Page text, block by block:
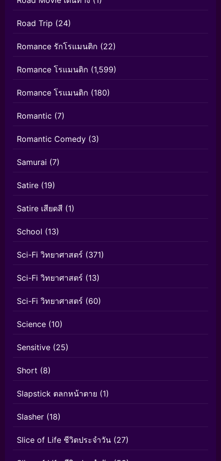
Road Trip (24)
Romance รักโรแมนติก (22)
Romance โรแมนติก (1,599)
Romance โรแมนติก (180)
Romantic (7)
Romantic Comedy (3)
Samurai (7)
Satire (19)
Satire เสียดสี (1)
School (13)
Sci-Fi วิทยาศาสตร์ (371)
Sci-Fi วิทยาศาสตร์ (13)
Sci-Fi วิทยาศาสตร์ (60)
Science (10)
Sensitive (25)
Short (8)
Slapstick ตลกหน้าตาย (1)
Slasher (18)
Slice of Life ชีวิตประจำวัน (27)